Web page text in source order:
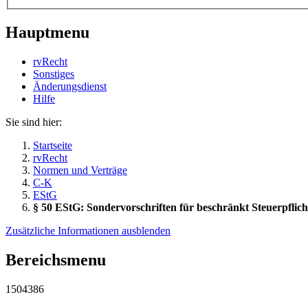
Hauptmenu
rvRecht
Sonstiges
Änderungsdienst
Hil­fe
Sie sind hier:
Startseite
rvRecht
Normen und Verträge
C-K
EStG
§ 50 EStG: Sondervorschriften für beschränkt
Zusätzliche Informationen ausblenden
Bereichsmenu
1504386